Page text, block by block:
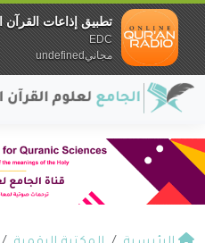
تطبيق إذاعات القرآن
EDC
مجانيundefined